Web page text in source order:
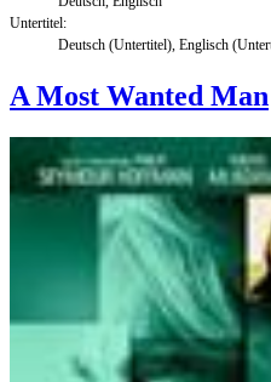
Untertitel:
Deutsch (Untertitel), Englisch
A Most Wanted Man